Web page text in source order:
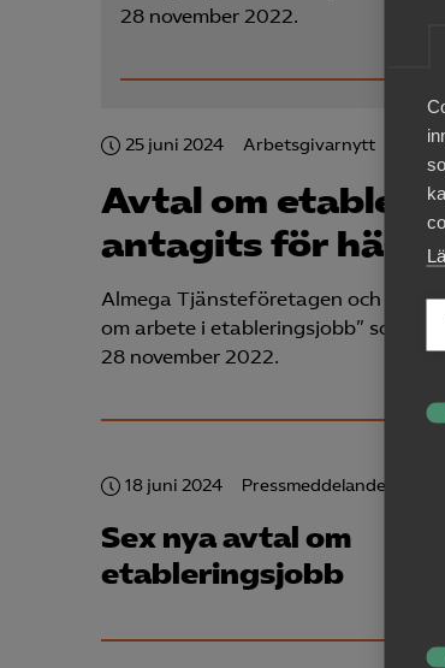
28 november 2022.
25 juni 2024 Arbetsgivarnytt
Avtal om
antagits för
Almega Tjänsteföretagen och
om arbete i etableringsjobb” som
28 november 2022.
18 juni 2024 Pressmeddelanden
Sex nya avtal om
etableringsjobb